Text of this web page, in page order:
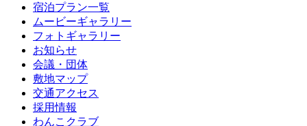
宿泊プラン一覧
ムービーギャラリー
フォトギャラリー
お知らせ
会議・団体
敷地マップ
交通アクセス
採用情報
わんこクラブ